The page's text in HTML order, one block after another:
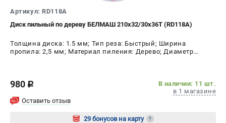
Артикул: RD118A
Диск пильный по дереву БЕЛМАШ 210x32/30x36T (RD118A)
Толщина диска: 1.5 мм; Тип реза: Быстрый; Ширина
пропила: 2,5 мм; Материал пиления: Дерево; Диаметр
980 c
В наличии: 11 шт.
в 1 магазине
Оставить отзыв
29 бонусов на карту ?